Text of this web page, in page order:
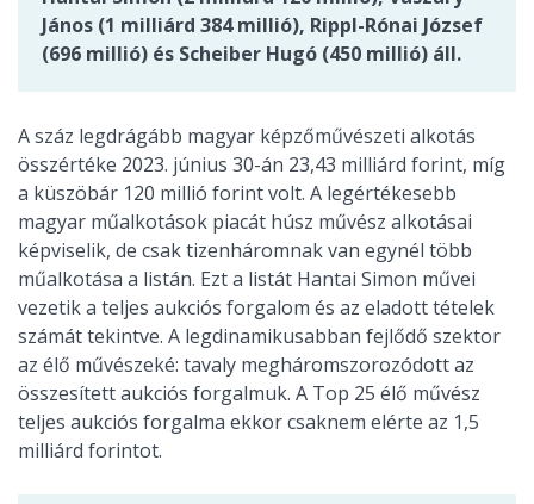
János (1 milliárd 384 millió), Rippl-Rónai József
(696 millió) és Scheiber Hugó (450 millió) áll.
A száz legdrágább magyar képzőművészeti alkotás
összértéke 2023. június 30-án 23,43 milliárd forint, míg
a küszöbár 120 millió forint volt. A legértékesebb
magyar műalkotások piacát húsz művész alkotásai
képviselik, de csak tizenháromnak van egynél több
műalkotása a listán. Ezt a listát Hantai Simon művei
vezetik a teljes aukciós forgalom és az eladott tételek
számát tekintve. A legdinamikusabban fejlődő szektor
az élő művészeké: tavaly megháromszorozódott az
összesített aukciós forgalmuk. A Top 25 élő művész
teljes aukciós forgalma ekkor csaknem elérte az 1,5
milliárd forintot.